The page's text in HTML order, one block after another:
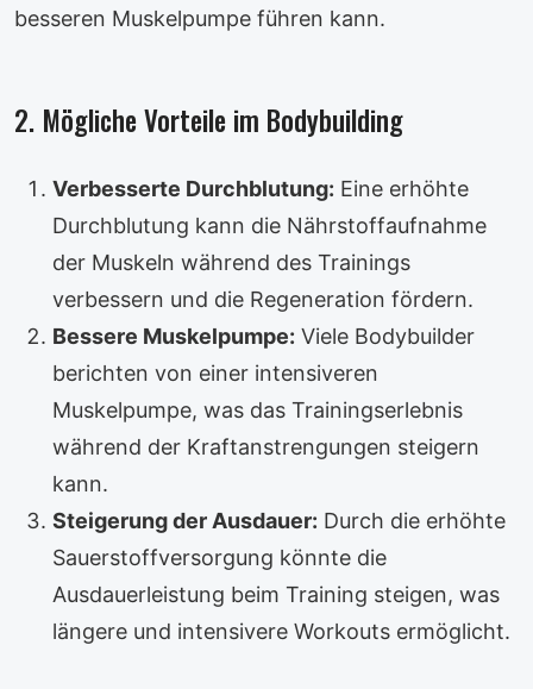
besseren Muskelpumpe führen kann.
2. Mögliche Vorteile im Bodybuilding
Verbesserte Durchblutung: Eine erhöhte
Durchblutung kann die Nährstoffaufnahme
der Muskeln während des Trainings
verbessern und die Regeneration fördern.
Bessere Muskelpumpe: Viele Bodybuilder
berichten von einer intensiveren
Muskelpumpe, was das Trainingserlebnis
während der Kraftanstrengungen steigern
kann.
Steigerung der Ausdauer: Durch die erhöhte
Sauerstoffversorgung könnte die
Ausdauerleistung beim Training steigen, was
längere und intensivere Workouts ermöglicht.